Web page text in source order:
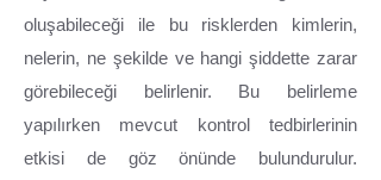
oluşabileceği ile bu risklerden kimlerin,
nelerin, ne şekilde ve hangi şiddette zarar
görebileceği belirlenir. Bu belirleme
yapılırken mevcut kontrol tedbirlerinin
etkisi de göz önünde bulundurulur.